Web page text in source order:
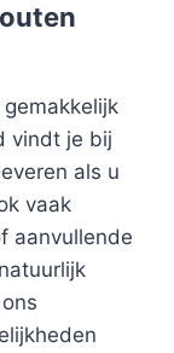
vindt je bij
als u
vaak
aanvullende